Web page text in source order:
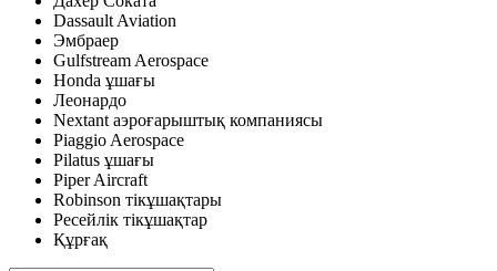
Dassault Aviation
Эмбраер
Gulfstream Aerospace
Honda ұшағы
Леонардо
Nextant аэроғарыштық компаниясы
Piaggio Aerospace
Pilatus ұшағы
Piper Aircraft
Robinson тікұшақтары
Ресейлік тікұшақтар
Құрғақ